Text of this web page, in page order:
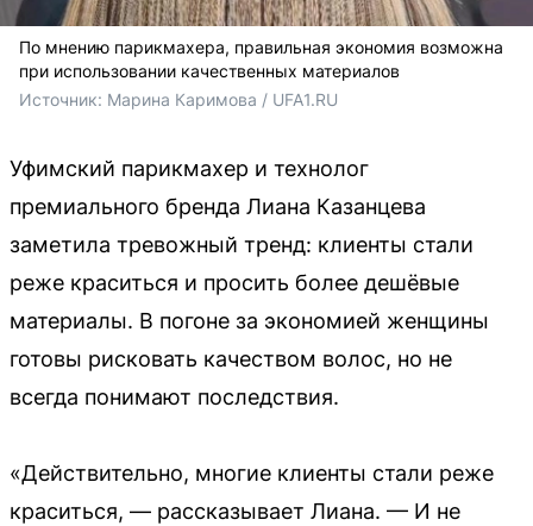
По мнению парикмахера, правильная экономия возможна
при использовании качественных материалов
Источник: Марина Каримова / UFA1.RU
Уфимский парикмахер и технолог
премиального бренда Лиана Казанцева
заметила тревожный тренд: клиенты стали
реже краситься и просить более дешёвые
материалы. В погоне за экономией женщины
готовы рисковать качеством волос, но не
всегда понимают последствия.
«Действительно, многие клиенты стали реже
краситься, — рассказывает Лиана. — И не